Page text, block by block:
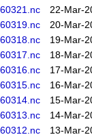
22-Mar-
20-Mar-
19-Mar-
18-Mar-
17-Mar-
16-Mar-
15-Mar-
14-Mar-
13-Mar-